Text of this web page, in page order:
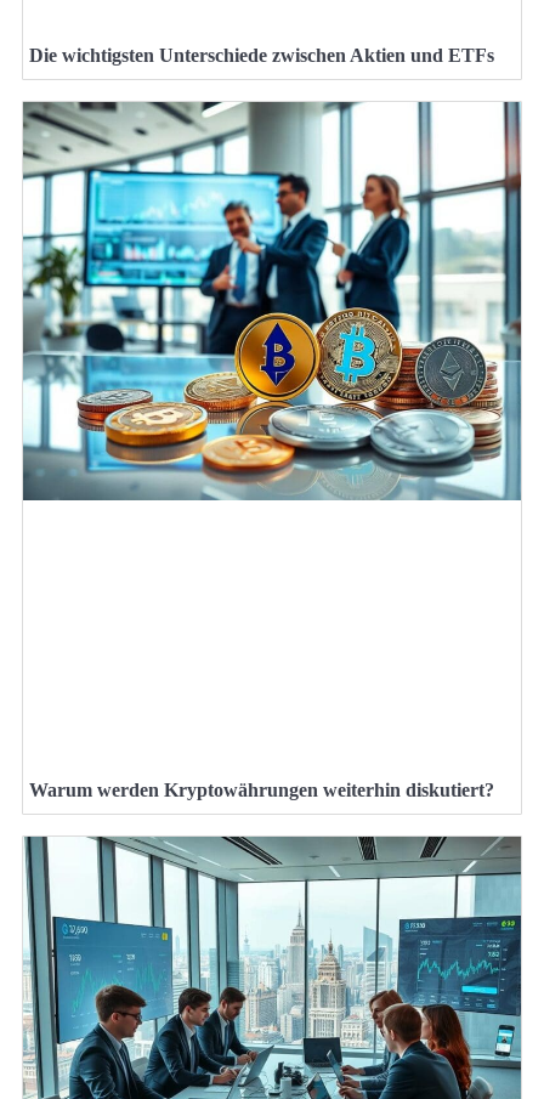
Die wichtigsten Unterschiede zwischen Aktien und ETFs
Warum werden Kryptowährungen weiterhin diskutiert?